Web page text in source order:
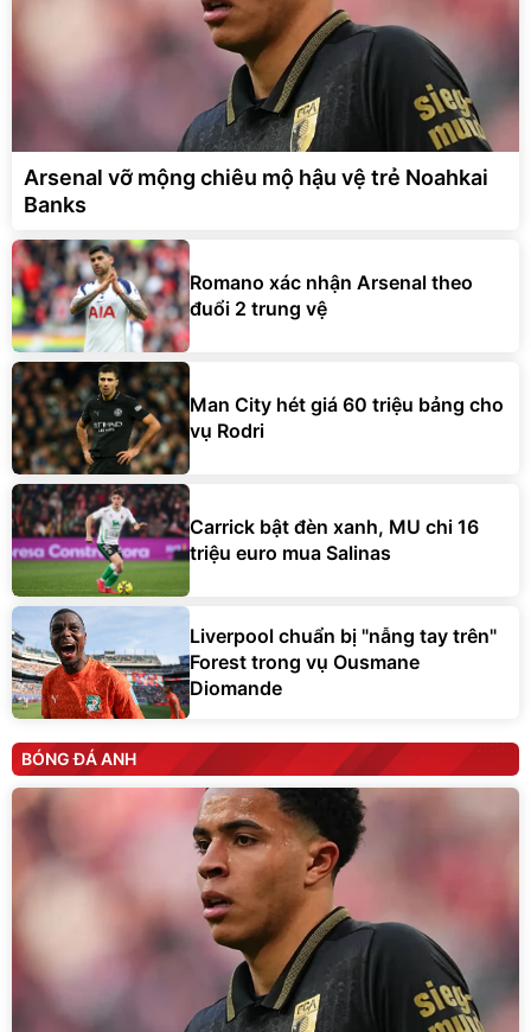
Arsenal vỡ mộng chiêu mộ hậu vệ trẻ Noahkai
Banks
Romano xác nhận Arsenal theo
đuổi 2 trung vệ
Man City hét giá 60 triệu bảng cho
vụ Rodri
Carrick bật đèn xanh, MU chi 16
triệu euro mua Salinas
Liverpool chuẩn bị "nẫng tay trên"
Forest trong vụ Ousmane
Diomande
BÓNG ĐÁ ANH